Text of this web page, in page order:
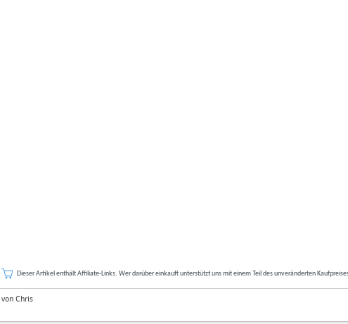
Dieser Artikel enthält Affiliate-Links. Wer darüber einkauft unterstützt uns mit einem Teil des unveränderten
Chris